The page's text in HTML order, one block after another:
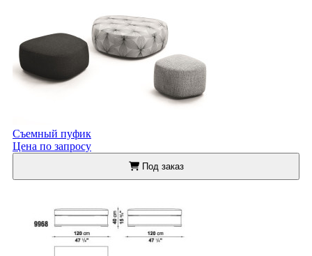
Съемный пуфик
Цена по запросу
Под заказ